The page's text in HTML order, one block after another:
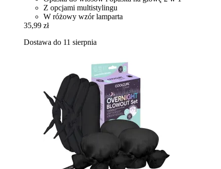
Z opcjami multistylingu
W różowy wzór lamparta
35,99 zł
Dostawa do 11 sierpnia